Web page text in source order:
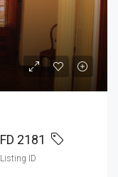
FD 2181
Listing ID